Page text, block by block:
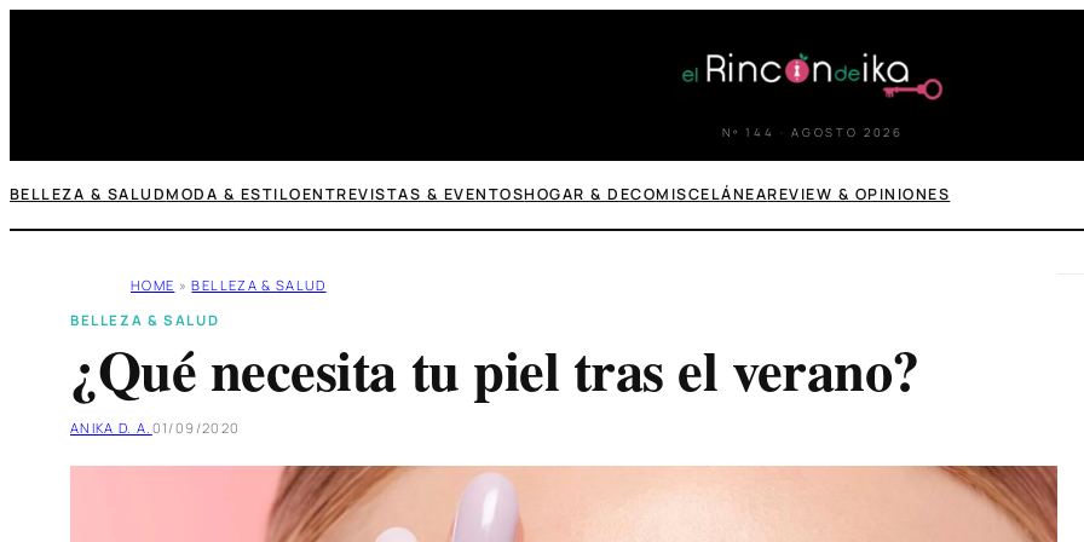
Nº 144 · AGOSTO 2026
BELLEZA & SALUDMODA & ESTILOENTREVISTAS & EVENTOSHOGAR & DECOMISCELÁNEAREVIEW & OPINIONES
HOME » BELLEZA & SALUD
BELLEZA & SALUD
¿Qué necesita tu piel tras el verano?
ANIKA D. A. 01/09/2020